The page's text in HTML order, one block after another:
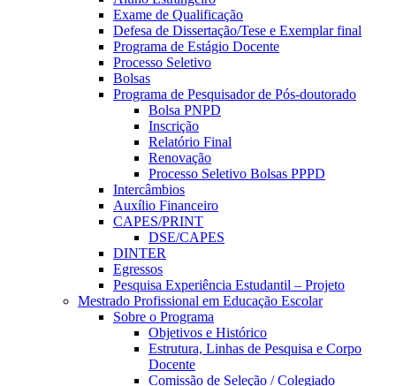
Exame de Qualificação
Defesa de Dissertação/Tese e Exemplar final
Programa de Estágio Docente
Processo Seletivo
Bolsas
Programa de Pesquisador de Pós-doutorado
Bolsa PNPD
Inscrição
Relatório Final
Renovação
Processo Seletivo Bolsas PPPD
Intercâmbios
Auxílio Financeiro
CAPES/PRINT
DSE/CAPES
DINTER
Egressos
Pesquisa Experiência Estudantil – Projeto
Mestrado Profissional em Educação Escolar
Sobre o Programa
Objetivos e Histórico
Estrutura, Linhas de Pesquisa e Corpo
Docente
Comissão de Seleção / Colegiado